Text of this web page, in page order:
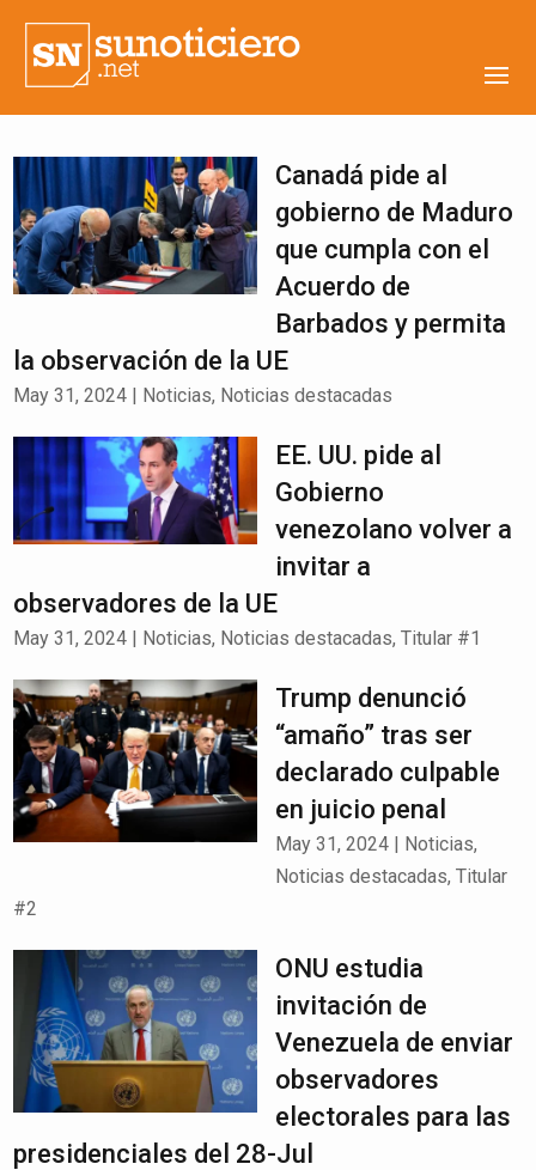
Canadá pide al
gobierno de Maduro
que cumpla con el
Acuerdo de
Barbados y permita
la observación de la UE
May 31, 2024 | Noticias, Noticias destacadas
EE. UU. pide al
Gobierno
venezolano volver a
invitar a
observadores de la UE
May 31, 2024 | Noticias, Noticias destacadas,Titular #1
Trump denunció
“amaño” tras ser
declarado culpable
en juicio penal
May 31, 2024 | Noticias,
Noticias destacadas,Titular
#2
ONU estudia
invitación de
Venezuela de enviar
observadores
electorales para las
presidenciales del 28-Jul